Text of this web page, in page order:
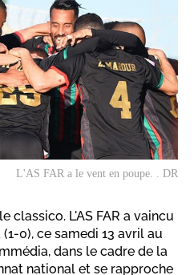
L'AS FAR a le vent en poupe. . DR
classico. L'AS FAR a vaincu
0), ce samedi 13 avril au
dans le cadre de la
national et se rapproche